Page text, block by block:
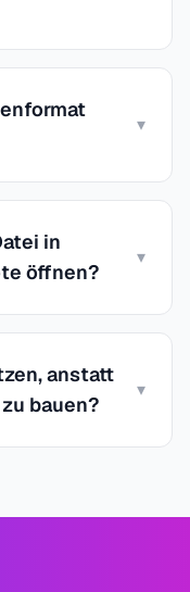
▾
in
öffnen?
▾
anstatt
bauen?
▾